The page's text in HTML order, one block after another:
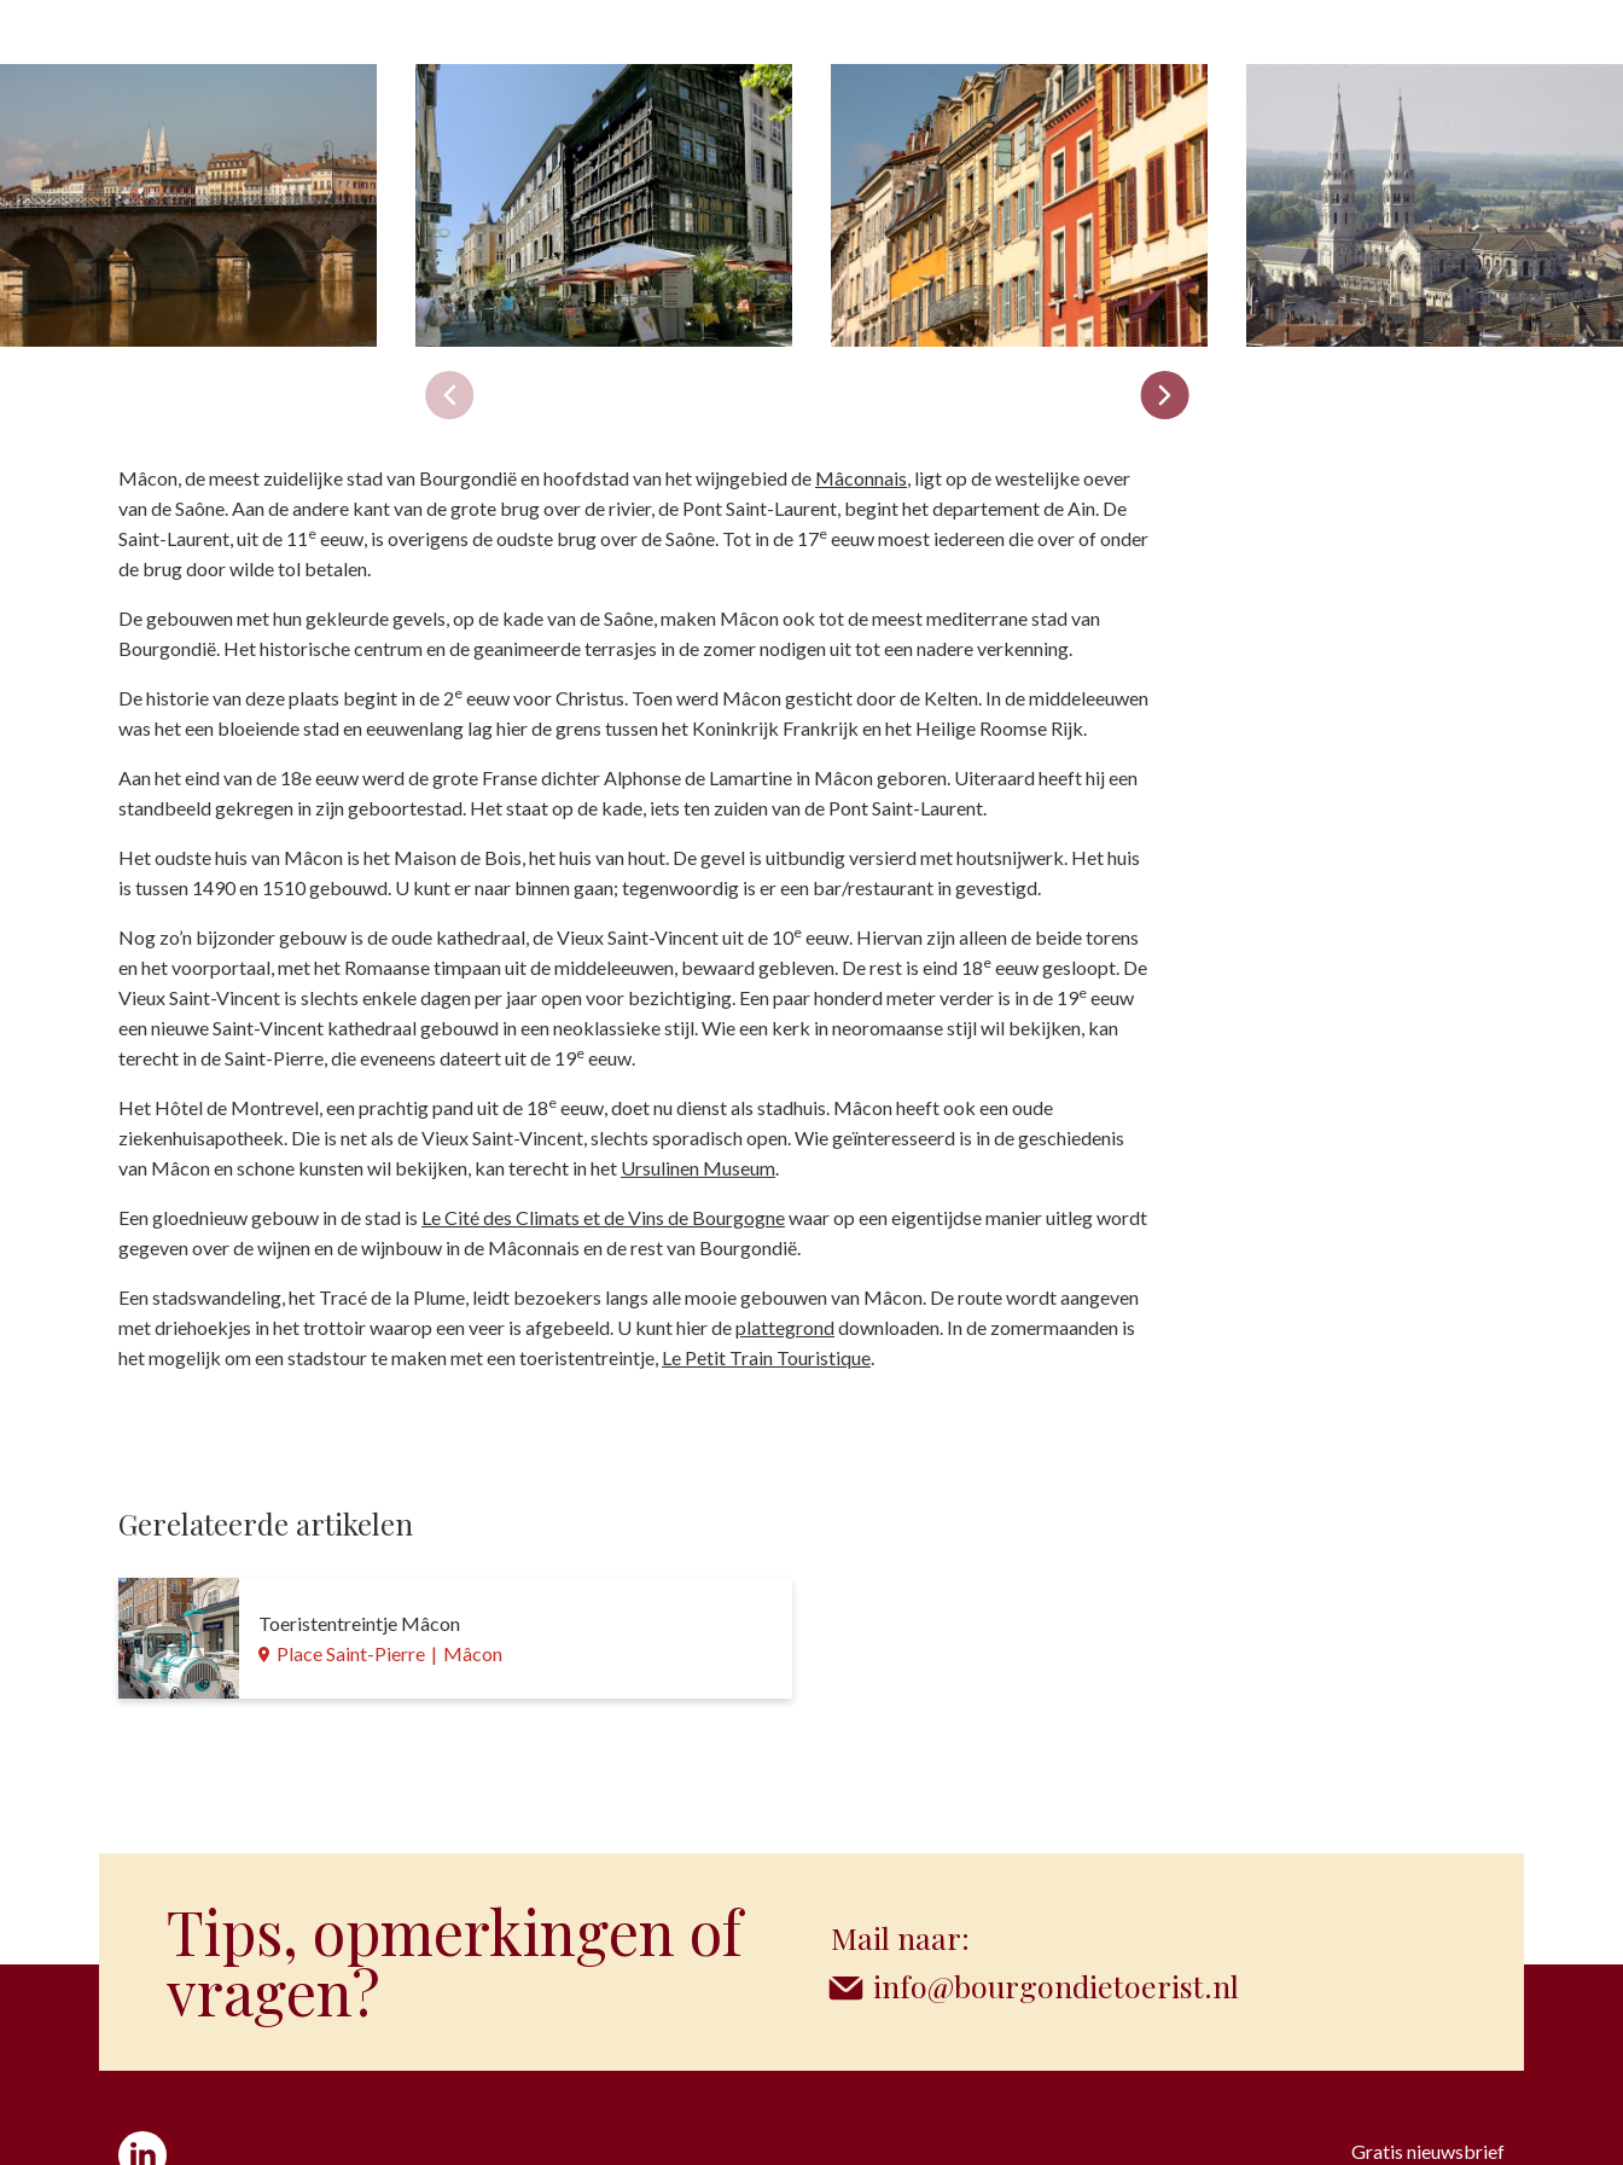
Mâcon, de meest zuidelijke stad van Bourgondië en hoofdstad van het wijngebied de Mâconnais , ligt op de westelijke oever
van de Saône. Aan de andere kant van de grote brug over de rivier, de Pont Saint-Laurent, begint het departement de Ain. De
Saint-Laurent, uit de 11 e eeuw, is overigens de oudste brug over de Saône. Tot in de 17e eeuw moest iedereen die over of onder
de brug door wilde tol betalen.
De gebouwen met hun gekleurde gevels, op de kade van de Saône, maken Mâcon ook tot de meest mediterrane stad van
Bourgondië. Het historische centrum en de geanimeerde terrasjes in de zomer nodigen uit tot een nadere verkenning.
De historie van deze plaats begint in de 2e eeuw voor Christus. Toen werd Mâcon gesticht door de Kelten. In de middeleeuwen
was het een bloeiende stad en eeuwenlang lag hier de grens tussen het Koninkrijk Frankrijk en het Heilige Roomse Rijk.
Aan het eind van de 18e eeuw werd de grote Franse dichter Alphonse de Lamartine in Mâcon geboren. Uiteraard heeft hij een
standbeeld gekregen in zijn geboortestad. Het staat op de kade, iets ten zuiden van de Pont Saint-Laurent.
Het oudste huis van Mâcon is het Maison de Bois, het huis van hout. De gevel is uitbundig versierd met houtsnijwerk. Het huis
is tussen 1490 en 1510 gebouwd. U kunt er naar binnen gaan; tegenwoordig is er een bar/restaurant in gevestigd.
Nog zo’n bijzonder gebouw is de oude kathedraal, de Vieux Saint-Vincent uit de 10e eeuw. Hiervan zijn alleen de beide torens
en het voorportaal, met het Romaanse timpaan uit de middeleeuwen, bewaard gebleven. De rest is eind 18e eeuw gesloopt. De
Vieux Saint-Vincent is slechts enkele dagen per jaar open voor bezichtiging. Een paar honderd meter verder is in de 19e eeuw
een nieuwe Saint-Vincent kathedraal gebouwd in een neoklassieke stijl. Wie een kerk in neoromaanse stijl wil bekijken, kan
terecht in de Saint-Pierre, die eveneens dateert uit de 19e eeuw.
Het Hôtel de Montrevel, een prachtig pand uit de 18e eeuw, doet nu dienst als stadhuis. Mâcon heeft ook een oude
ziekenhuisapotheek. Die is net als de Vieux Saint-Vincent, slechts sporadisch open. Wie geïnteresseerd is in de geschiedenis
van Mâcon en schone kunsten wil bekijken, kan terecht in het Ursulinen Museum
Een gloednieuw gebouw in de stad is Le Cité des Climats et de Vins de Bourgognewaar op een eigentijdse manier uitleg wordt
gegeven over de wijnen en de wijnbouw in de Mâconnais en de rest van Bourgondië.
Een stadswandeling, het Tracé de la Plume, leidt bezoekers langs alle mooie gebouwen van Mâcon. De route wordt aangeven
met driehoekjes in het trottoir waarop een veer is afgebeeld. U kunt hier deplattegronddownloaden. In de zomermaanden is
het mogelijk om een stadstour te maken met een toeristentreintje, Le Petit Train Touristique
Gerelateerde artikelen
Toeristentreintje Mâcon
Place Saint-Pierre | Mâcon
Tips, opmerkingen of
vragen?
Mail naar:
info@bourgondietoerist.nl
Gratis nieuwsbrief